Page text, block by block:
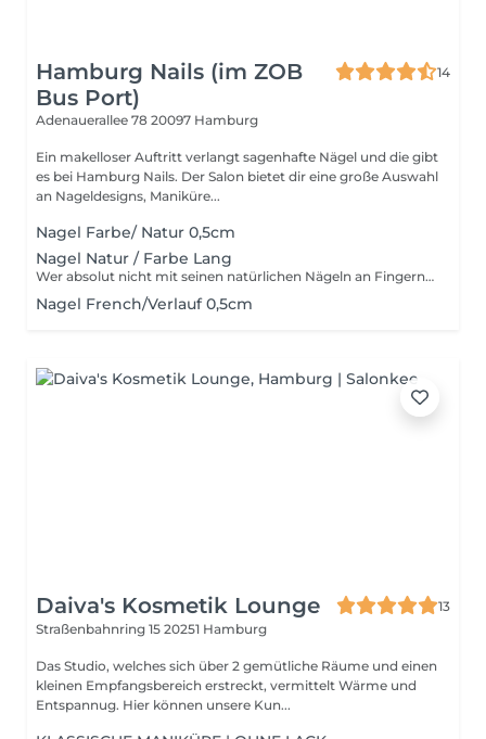
Hamburg Nails (im ZOB
Bus Port)
14
Adenauerallee 78 20097 Hamburg
Ein makelloser Auftritt verlangt sagenhafte Nägel und die gibt
es bei Hamburg Nails. Der Salon bietet dir eine große Auswahl
an Nageldesigns, Maniküre...
Nagel Farbe/ Natur 0,5cm
Nagel Natur / Farbe Lang
Wer absolut nicht mit seinen natürlichen Nägeln an Fingern zufrieden ist, der sollte ernsthaft über den langfristigen Einsatz von Gelnägeln mit entsprechender Modellage und Finish nachdenken, Beurteilungen der Profis für die Nägel inklusive. Aber, wer sich dauerhaft für Gelnägel entscheidet, kann folgende Regel beherzigen: Wenige Minuten UV-Licht zum Aushärten, hauseigene Pflege und regelmäßiges Auffüllen (mindestens alle drei bis vier Wochen) sind für ein konsequent schönes Erscheinungsbild nötig. Denn das ausgehärtete Gel wächst nicht mit den Naturnägeln mit und hinterlässt damit irgendwann fiese Lücken.
Nagel French/Verlauf 0,5cm
Daiva's Kosmetik Lounge
13
Straßenbahnring 15 20251 Hamburg
Das Studio, welches sich über 2 gemütliche Räume und einen
kleinen Empfangsbereich erstreckt, vermittelt Wärme und
Entspannug. Hier können unsere Kun...